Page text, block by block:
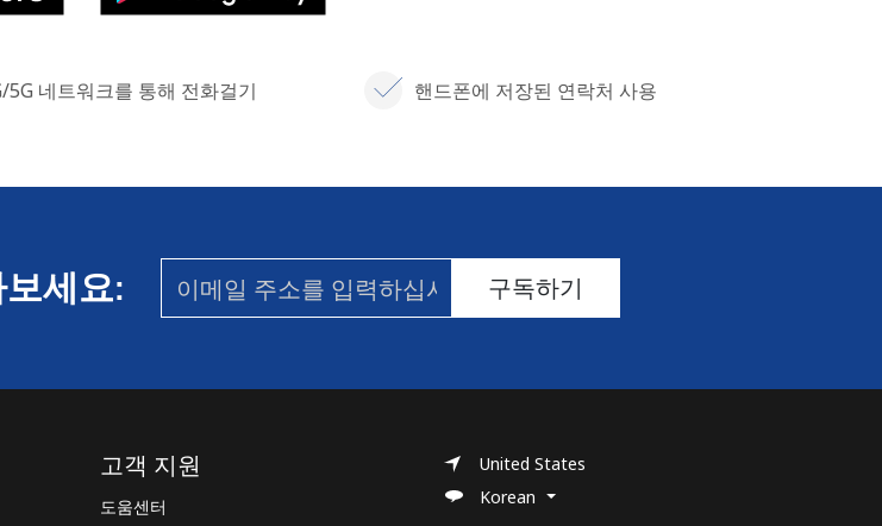
5G 네트워크를 통해 전화걸기 핸드폰에 저장된 연락처 사용
세요: 구독하기
고객 지원
도움센터
United States
Korean